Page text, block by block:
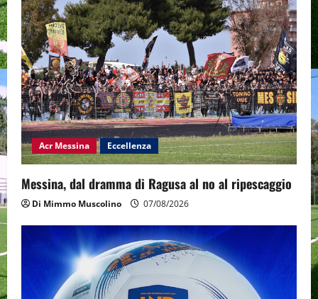
Acr Messina Eccellenza
Messina, dal dramma di Ragusa al no al ripescaggio
Di Mimmo Muscolino 07/08/2026